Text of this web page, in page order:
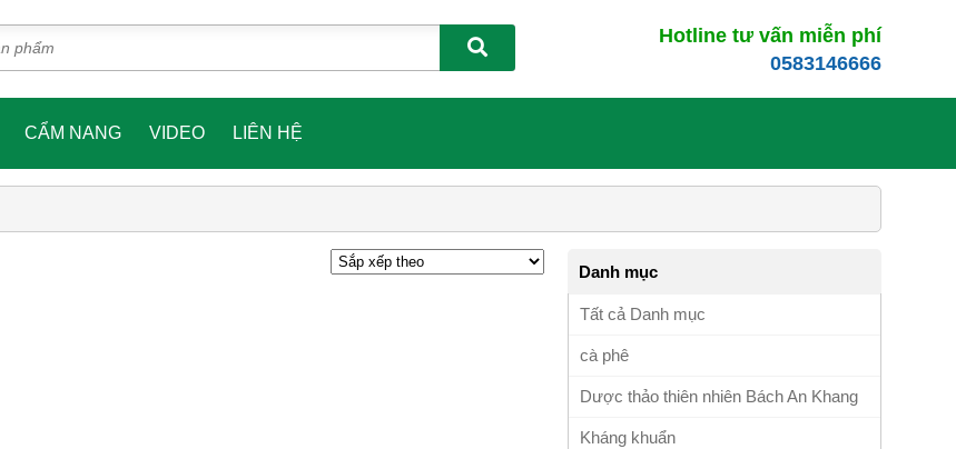
Hotline tư vấn miễn phí
0583146666
CẨM NANG VIDEO LIÊN HỆ
Danh mục
Tất cả Danh mục
cà phê
Dược thảo thiên nhiên Bách An Khang
Kháng khuẩn